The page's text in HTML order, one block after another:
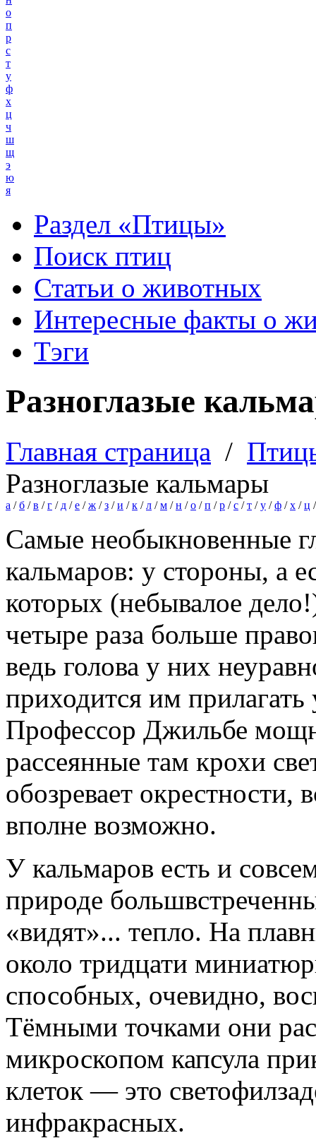
о
п
р
с
т
у
ф
х
ц
ч
ш
щ
э
ю
я
Раздел «Птицы»
Поиск птиц
Статьи о животных
Интересные факты о
Тэги
Разноглазые
Главная страница /
Разноглазые кальмары
а /б /в /г / д /е /ж /з /и /к /л /м /н /о /п /р /с /т /у /ф /х /ц
Самые необыкновенные
кальмаров: у стороны, а
которых (небывалое
четыре раза больше
ведь голова у них
приходится им прилагать
Профессор Джильбе
рассеянные там крохи
обозревает окрестности,
вполне возможно.
У кальмаров есть и
природе
«видят»... тепло. На
около тридцати
способных, очевидно,
Тёмными точками они
микроскопом капсула
клеток — это
инфракрасных.